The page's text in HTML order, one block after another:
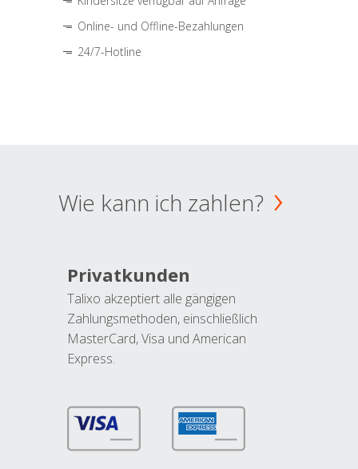
Online- und Offline-Bezahlungen
24/7-Hotline
Wie kann ich zahlen?
Privatkunden
Talixo akzeptiert alle gängigen
Zahlungsmethoden, einschließlich
MasterCard, Visa und American
Express.